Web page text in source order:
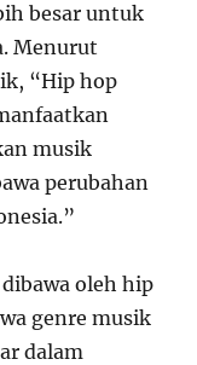
besar untuk
Menurut
“Hip hop
musik
perubahan
oleh hip
genre musik
dalam